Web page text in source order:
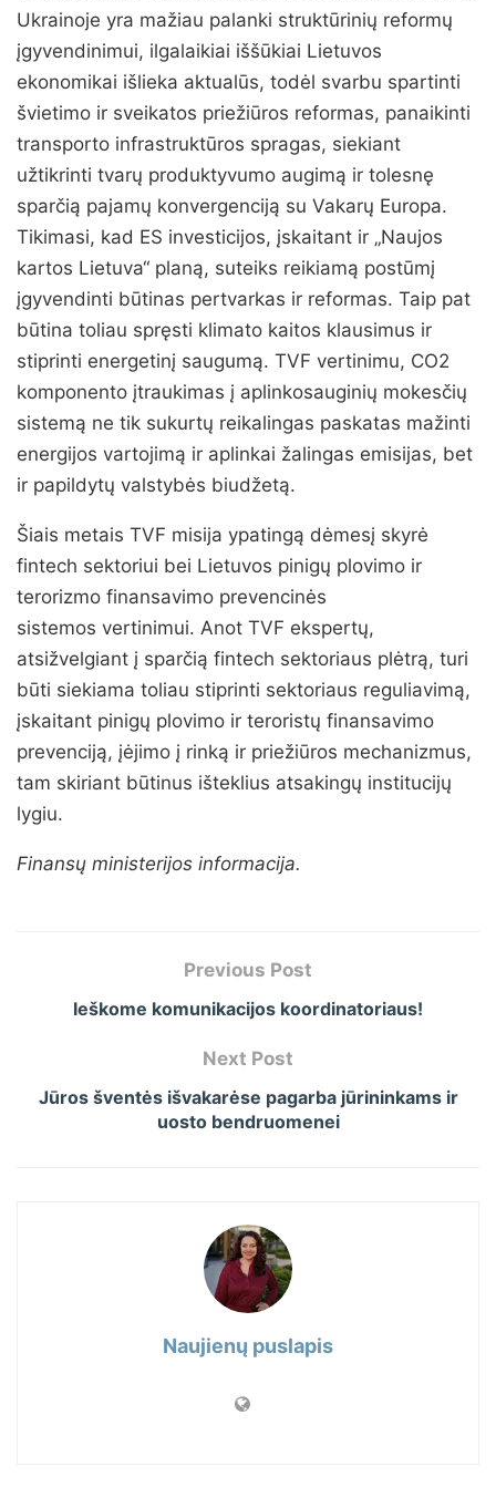
Ukrainoje yra mažiau palanki struktūrinių reformų
įgyvendinimui, ilgalaikiai iššūkiai Lietuvos
ekonomikai išlieka aktualūs, todėl svarbu spartinti
švietimo ir sveikatos priežiūros reformas, panaikinti
transporto infrastruktūros spragas, siekiant
užtikrinti tvarų produktyvumo augimą ir tolesnę
sparčią pajamų konvergenciją su Vakarų Europa.
Tikimasi, kad ES investicijos, įskaitant ir „Naujos
kartos Lietuva“ planą, suteiks reikiamą postūmį
įgyvendinti būtinas pertvarkas ir reformas. Taip pat
būtina toliau spręsti klimato kaitos klausimus ir
stiprinti energetinį saugumą. TVF vertinimu, CO2
komponento įtraukimas į aplinkosauginių mokesčių
sistemą ne tik sukurtų reikalingas paskatas mažinti
energijos vartojimą ir aplinkai žalingas emisijas, bet
ir papildytų valstybės biudžetą.
Šiais metais TVF misija ypatingą dėmesį skyrė
fintech sektoriui bei Lietuvos pinigų plovimo ir
terorizmo finansavimo prevencinės
sistemos vertinimui. Anot TVF ekspertų,
atsižvelgiant į sparčią fintech sektoriaus plėtrą, turi
būti siekiama toliau stiprinti sektoriaus reguliavimą,
įskaitant pinigų plovimo ir teroristų finansavimo
prevenciją, įėjimo į rinką ir priežiūros mechanizmus,
tam skiriant būtinus išteklius atsakingų institucijų
lygiu.
Finansų ministerijos informacija.
Previous Post
Ieškome komunikacijos koordinatoriaus!
Next Post
Jūros šventės išvakarėse pagarba jūrininkams ir
uosto bendruomenei
Naujienų puslapis